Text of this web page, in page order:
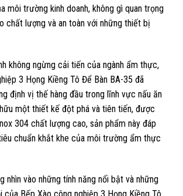
môi trường kinh doanh, không gì quan trọng
chất lượng và an toàn với những thiết bị
không ngừng cải tiến của ngành ẩm thực,
3 Họng Kiềng Tô Để Bàn BA-35 đã
định vị thế hàng đầu trong lĩnh vực nấu ăn
một thiết kế đột phá và tiên tiến, được
304 chất lượng cao, sản phẩm này đáp
chuẩn khắt khe của môi trường ẩm thực
nhìn vào những tính năng nổi bật và những